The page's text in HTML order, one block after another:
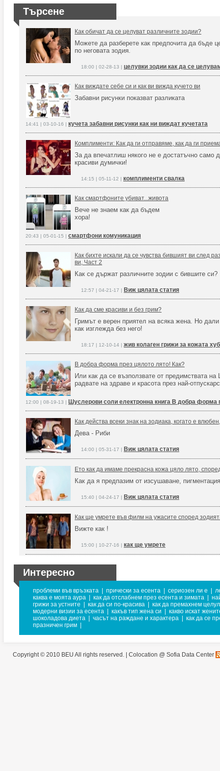
Търсене
Как обичат да се целуват различните зодии?
Можете да разберете как предпочита да бъде
по неговата зодия.
18:00 | 02-28-13 | целувки зодии как да се
Как виждате себе си и как ви вижда кучето ви
Забавни рисунки показват разликата
14:41 | 03-10-16 | кучета забавни рисунки как ни виждат кучетата
Комплименти: Как да ги отправяме, как да ги
За да впечатлиш някого не е достатъчно само
красиви думички!
14:15 | 05-11-12 | комплименти свалка
Как смартфоните убиват...живота
Вече не знаем как да бъдем
хора!
20:43 | 05-01-15 | смартфони комуникация
Как бихте искали да се чувства бившият ви след
ви, Част 2
Как се държат различните зодии с бившите си?
12:57 | 04-21-17 | Виж цялата статия
Как да сме красиви и без грим?
Гримът е верен приятел на всяка жена. Но
как изглежда без него!
18:17 | 12-10-14 | жив колаген грижи за кожата
В добра форма през цялото лято! Как?
Или как да се възползвате от предимствата
радвате на здраве и красота през най-
12:00 | 08-19-13 | Шуслерови соли електронна книга В добра форма
Как действа всеки знак на зодиака, когато е влюбен,
Дева - Риби
14:00 | 05-31-17 | Виж цялата статия
Ето как да имаме прекрасна кожа цяло лято,
Как да я предпазим от изсушаване,
15:40 | 04-24-17 | Виж цялата статия
Как ще умрете във филм на ужасите според
Вижте как !
15:00 | 10-27-16 | как ще умрете
Интересно
проблеми във връзката прически за есента сериозен ли е
каква е моята аура
как да отслабнем през есента и зимата
грижи за устните
как да си по-красива
как да премахнем
модерни визии за есента
какъв тип жена си
какво искат
шоколадова диета
часът на раждане и характера
как да се
празничен грим
Copyright © 2010 BEU All rights reserved. | Colocation @ Sofia Data Center